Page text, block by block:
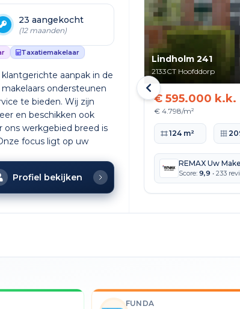
23 aangekocht
(12 maanden)
Taxatiemakelaar
aanpak in de
ondersteunen
te bieden. Wij zijn
en beschikken ook
ons werkgebied breed is
focus ligt op uw
Profiel bekijken
Lindholm 241
2133CT Hoofddorp
€ 595.000 k.k.
€ 4.798/m²
Woonoppervlakte
124 m²
REMAX Uw
Score: 9,9 • 233
FUNDA